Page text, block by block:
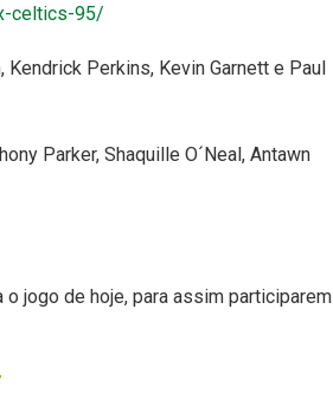
celtics-95/
Kendrick Perkins, Kevin Garnett e Paul
Parker, Shaquille O´Neal, Antawn
jogo de hoje, para assim participarem